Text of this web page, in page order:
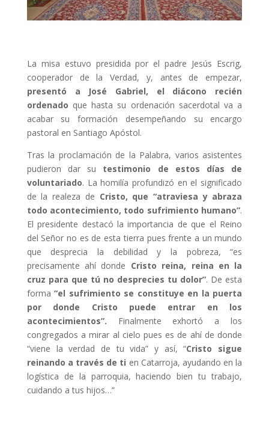
La misa estuvo presidida por el padre Jesús Escrig,
cooperador de la Verdad, y, antes de empezar,
presentó a José Gabriel, el diácono recién
ordenado que hasta su ordenación sacerdotal va a
acabar su formación desempeñando su encargo
pastoral en Santiago Apóstol.
Tras la proclamación de la Palabra, varios asistentes
pudieron dar su testimonio de estos días de
voluntariado. La homilía profundizó en el significado
de la realeza de Cristo, que “atraviesa y abraza
todo acontecimiento, todo sufrimiento humano”.
El presidente destacó la importancia de que el Reino
del Señor no es de esta tierra pues frente a un mundo
que desprecia la debilidad y la pobreza, “es
precisamente ahí donde Cristo reina, reina en la
cruz para que tú no desprecies tu dolor”. De esta
forma“el sufrimiento se constituye en la puerta
por donde Cristo puede entrar en los
acontecimientos”. Finalmente exhortó a los
congregados a mirar al cielo pues es de ahí de donde
“viene la verdad de tu vida” y así, “Cristo sigue
reinando a través de ti en Catarroja, ayudando en la
logística de la parroquia, haciendo bien tu trabajo,
cuidando a tus hijos…”